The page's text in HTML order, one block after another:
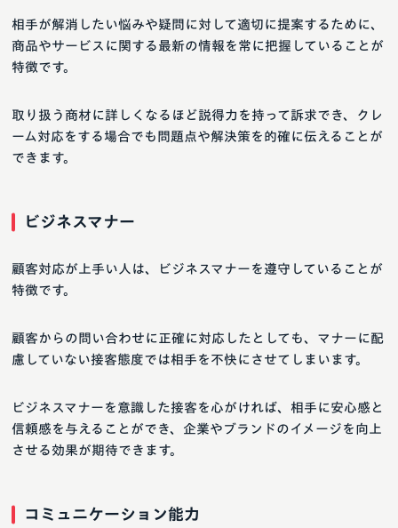
相手が解消したい悩みや疑問に対して適切に提案するために、
商品やサービスに関する最新の情報を常に把握していることが
特徴です。
取り扱う商材に詳しくなるほど説得力を持って訴求でき、クレ
ーム対応をする場合でも問題点や解決策を的確に伝えることが
できます。
ビジネスマナー
顧客対応が上手い人は、ビジネスマナーを遵守していることが
特徴です。
顧客からの問い合わせに正確に対応したとしても、マナーに配
慮していない接客態度では相手を不快にさせてしまいます。
ビジネスマナーを意識した接客を心がければ、相手に安心感と
信頼感を与えることができ、企業やブランドのイメージを向上
させる効果が期待できます。
コミュニケーション能力